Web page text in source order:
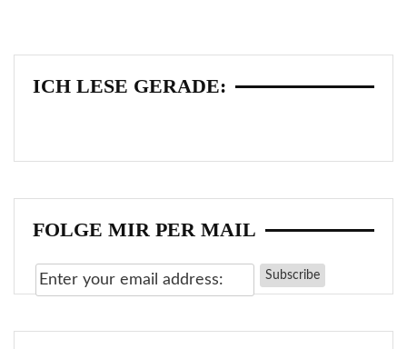
ICH LESE GERADE:
FOLGE MIR PER MAIL